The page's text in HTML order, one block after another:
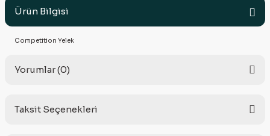
Ürün Bilgisi
Competition Yelek
Yorumlar (0)
Taksit Seçenekleri